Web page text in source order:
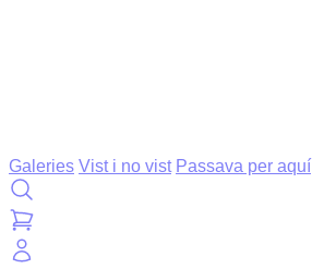
Galeries Vist i no vist Passava per aquí